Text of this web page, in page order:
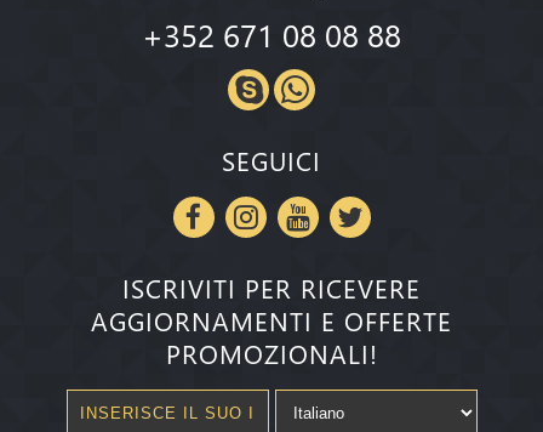
+352 671 08 08 88
SEGUICI
ISCRIVITI PER RICEVERE
AGGIORNAMENTI E OFFERTE
PROMOZIONALI!